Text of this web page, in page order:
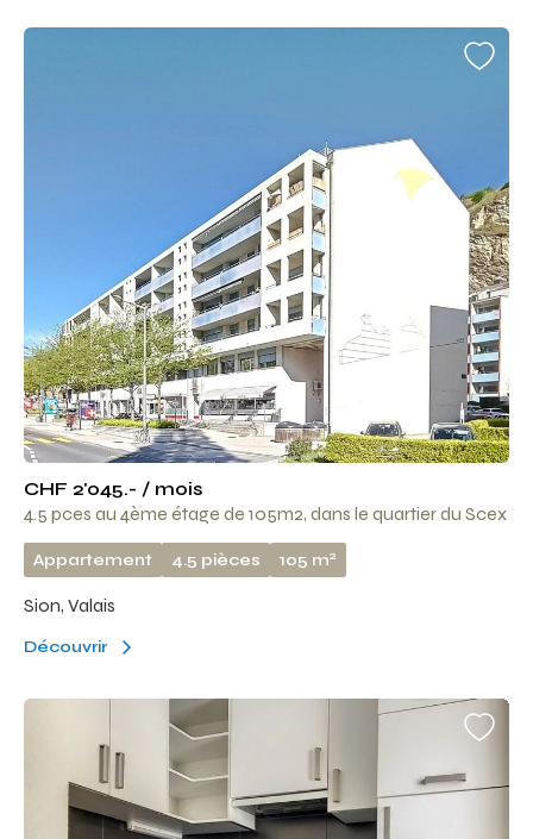
CHF 2'045.- / mois
4.5 pces au 4ème étage de 105m2, dans le quartier du Scex
Appartement 4.5 pièces 105 m2
Sion, Valais
Découvrir